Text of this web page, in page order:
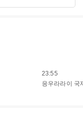
23:55
응우라라이 국